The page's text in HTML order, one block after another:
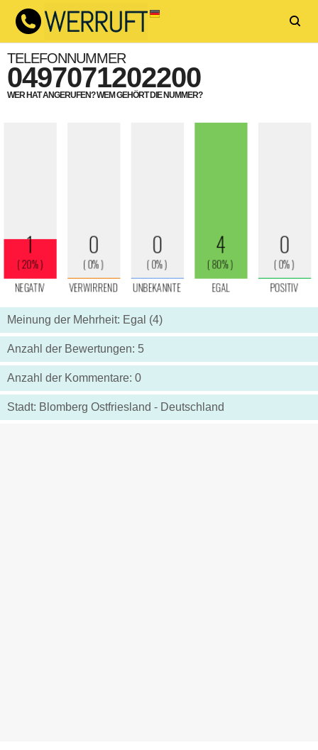
TELEFONNUMMER
0497071202200
WER HAT ANGERUFEN? WEM GEHÖRT DIE NUMMER?
Meinung der Mehrheit: Egal (4)
Anzahl der Bewertungen: 5
Anzahl der Kommentare: 0
Stadt: Blomberg Ostfriesland - Deutschland